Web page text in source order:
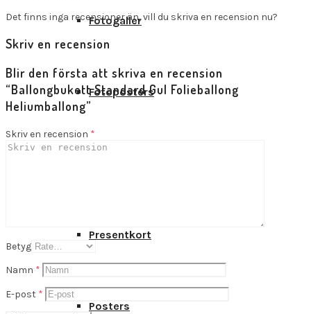
Fotogaller
Fotoposters
Presentkort
Posters
Det finns inga recensioner än, vill du skriva en recension nu?
Skriv en recension
Blir den första att skriva en recension
“Ballongbukett Standard Gul Folieballong
Heliumballong”
Skriv en recension *
Betyg
Namn *
E-post *